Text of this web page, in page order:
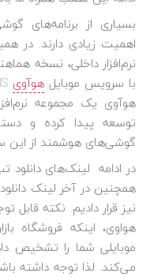
بسیاری از برنامه‌های
اهمیت زیادی دارند. در
با سرویس موبایل هوآوی
هوآوی یک مجموعه
توسعه پیدا کرده و
گوشی‌های هوشمند از این
در ادامه لینک‌های
همچنین در آخر لینک
نیز قرار دادیم. نکته
هواوی، اینکه فروشگاه
موبایلی شما را تشخیص
می‌کند. لذا توجه داشته